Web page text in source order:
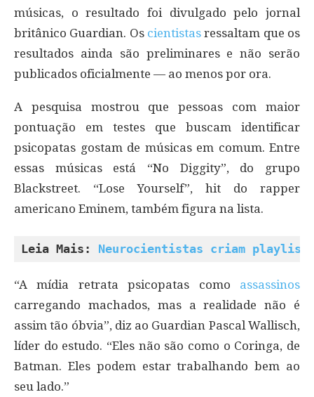
músicas, o resultado foi divulgado pelo jornal
britânico Guardian. Os cientistasressaltam que os
resultados ainda são preliminares e não serão
publicados oficialmente — ao menos por ora.
A pesquisa mostrou que pessoas com maior
pontuação em testes que buscam identificar
psicopatas gostam de músicas em comum. Entre
essas músicas está “No Diggity”, do grupo
Blackstreet. “Lose Yourself”, hit do rapper
americano Eminem, também figura na lista.
Leia Mais: Neurocientistas criam playlist
“A mídia retrata psicopatas como assassinos
carregando machados, mas a realidade não é
assim tão óbvia”, diz ao Guardian Pascal Wallisch,
líder do estudo. “Eles não são como o Coringa, de
Batman. Eles podem estar trabalhando bem ao
seu lado.”